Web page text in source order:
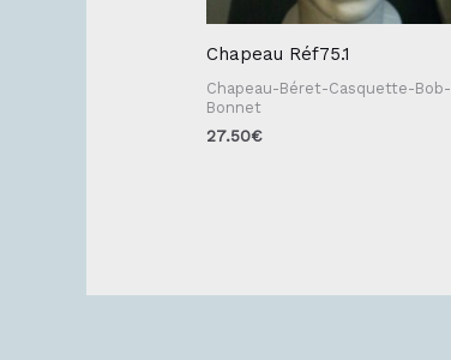
Chapeau Réf75.1
Chapeau-Béret-Casquette-Bob-
Bonnet
27.50€